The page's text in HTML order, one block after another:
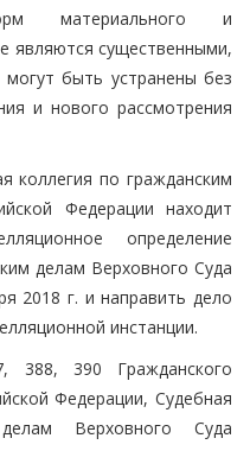
материального и
являются существенными,
быть устранены без
и нового рассмотрения
коллегия по гражданским
Федерации находит
определение
делам Верховного Суда
2018 г. и направить дело
инстанции.
388, 390 Гражданского
Федерации, Судебная
Верховного Суда